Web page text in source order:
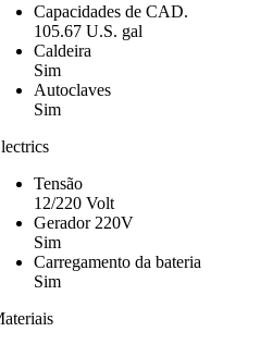
Capacidades de CAD.
105.67 U.S. gal
Caldeira
Sim
Autoclaves
Sim
Tensão
12/220 Volt
Gerador 220V
Sim
Carregamento da bateria
Sim